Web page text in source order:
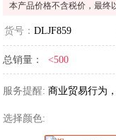
本产品价格不含税价，最终
货号： DLJF859
总销量： <500
服务提醒: 商业贸易行为
选择颜色: